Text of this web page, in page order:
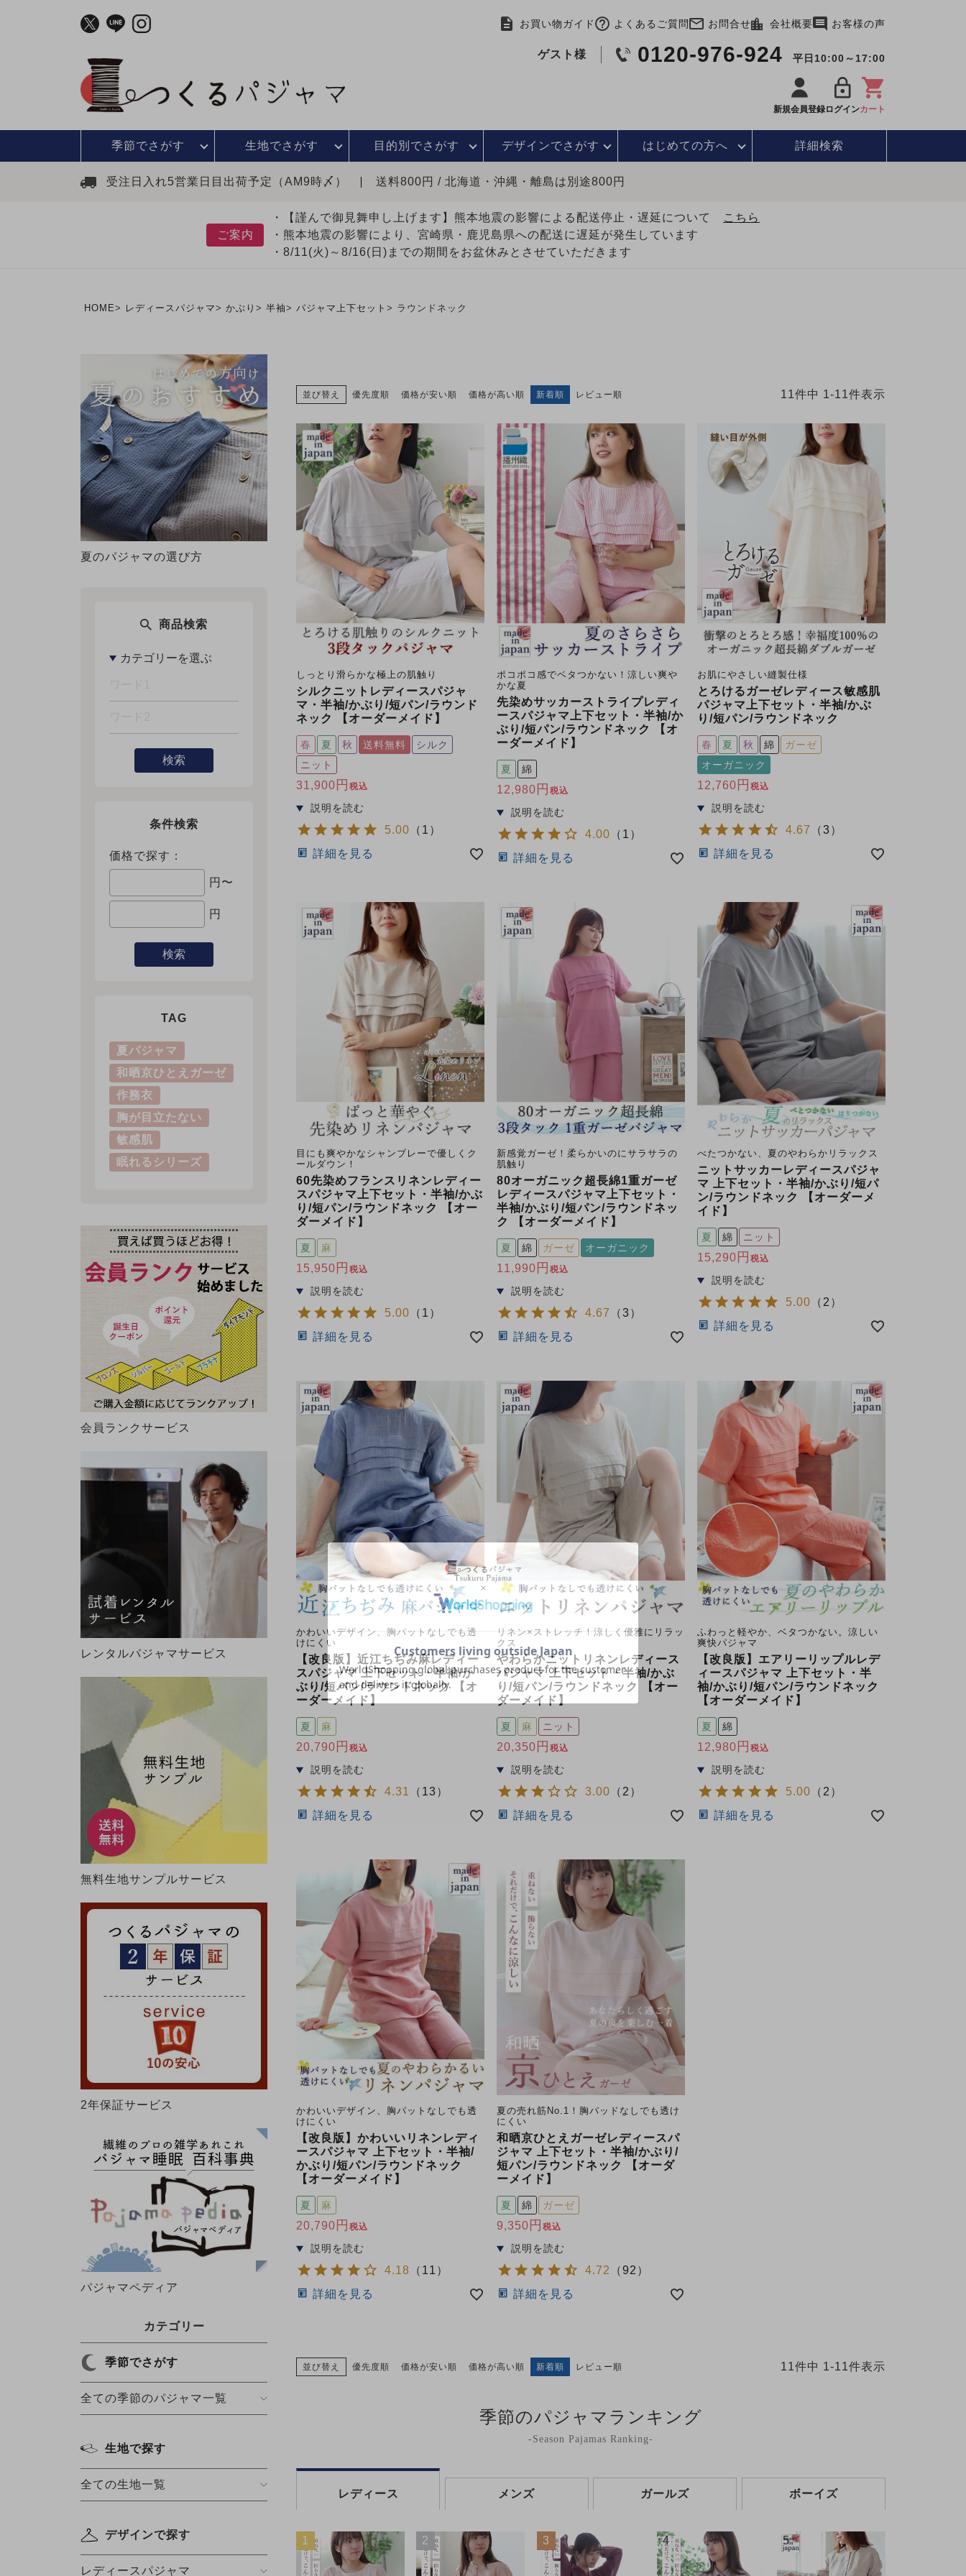
お買い物ガイド よくあるご質問 お問合せ 会社概要 お客様の声
ゲスト様 0120-976-924 平日10:00～17:00
新規会員登録ログインカート
季節でさがす 生地でさがす 目的別でさがす デザインでさがす はじめての方へ 詳細検索
受注日入れ5営業日目出荷予定（AM9時〆） 送料800円 / 北海道・沖縄・離島は別途800円
ご案内
・【謹んで御見舞申し上げます】熊本地震の影響による配送停止・遅延について
こちら
・熊本地震の影響により、宮崎県・鹿児島県への配送に遅延が発生しています
・8/11(火)～8/16(日)までの期間をお盆休みとさせていただきます
HOME レディースパジャマ かぶり 半袖 パジャマ上下セット ラウンドネック
夏のパジャマの選び方
商品検索
検索
条件検索
価格で探す：
円〜
円
検索
TAG
夏パジャマ
和晒京ひとえガーゼ
作務衣
胸が目立たない
敏感肌
眠れるシリーズ
会員ランクサービス
レンタルパジャマサービス
無料生地サンプルサービス
2年保証サービス
パジャマペディア
カテゴリー
季節でさがす
全ての季節のパジャマ一覧
生地で探す
全ての生地一覧
デザインで探す
レディースパジャマ
並び替え 優先度順 価格が安い順 価格が高い順 新着順 レビュー順 11件中 1-11件表示
しっとり滑らかな極上の肌触り
シルクニットレディースパジャ
マ・半袖/かぶり/短パン/ラウンド
ネック 【オーダーメイド】
春 夏 秋 送料無料
シルク
ニット
31,900 税込
5.00 （ 1 ）
詳細を見る
ポコポコ感でベタつかない！涼しい爽や
かな夏
先染めサッカーストライプレディ
ースパジャマ上下セット・半袖/か
ぶり/短パン/ラウンドネック 【オ
ーダーメイド】
夏 綿
12,980 税込
4.00 （ 1 ）
詳細を見る
お肌にやさしい縫製仕様
とろけるガーゼレディース敏感肌
パジャマ上下セット・半袖/かぶ
り/短パン/ラウンドネック
春 夏 秋 綿
ガーゼ
オーガニック
12,760 税込
4.67 （3）
詳細を見る
目にも爽やかなシャンブレーで優しくク
ールダウン！
60先染めフランスリネンレディー
スパジャマ上下セット・半袖/かぶ
り/短パン/ラウンドネック 【オー
ダーメイド】
夏 麻
15,950 税込
5.00 （ 1 ）
詳細を見る
新感覚ガーゼ！柔らかいのにサラサラの
肌触り
80オーガニック超長綿1重ガーゼ
レディースパジャマ上下セット・
半袖/かぶり/短パン/ラウンドネッ
ク 【オーダーメイド】
夏 綿 ガーゼ オーガニック
11,990 税込
4.67 （3）
詳細を見る
べたつかない、夏のやわらかリラックス
ニットサッカーレディースパジャ
マ 上下セット・半袖/かぶり/短パ
ン/ラウンドネック 【オーダーメ
イド】
夏 綿 ニット
15,290 税込
5.00 （ 2 ）
詳細を見る
かわいいデザイン、胸パットなしでも透
けにくい
【改良版】近江ちぢみ麻レディー
スパジャマ 上下セット・半袖/か
ぶり/短パン/ラウンドネック 【オ
ーダーメイド】
夏 麻
20,790 税込
4.31 （ 13）
詳細を見る
リネン×ストレッチ！涼しく優雅にリラッ
クス
やわらかニットリネンレディース
パジャマ 上下セット・半袖/かぶ
り/短パン/ラウンドネック 【オー
ダーメイド】
夏 麻 ニット
20,350 税込
3.00 （ 2 ）
詳細を見る
ふわっと軽やか、ベタつかない。涼しい
爽快パジャマ
【改良版】エアリーリップルレデ
ィースパジャマ 上下セット・半
袖/かぶり/短パン/ラウンドネック
【オーダーメイド】
夏 綿
12,980 税込
5.00 （ 2 ）
詳細を見る
かわいいデザイン、胸パットなしでも透
けにくい
【改良版】かわいいリネンレディ
ースパジャマ 上下セット・半袖/
かぶり/短パン/ラウンドネック
【オーダーメイド】
夏 麻
20,790 税込
4.18 （ 11 ）
詳細を見る
夏の売れ筋No.1！胸パッドなしでも透け
にくい
和晒京ひとえガーゼレディースパ
ジャマ 上下セット・半袖/かぶり/
短パン/ラウンドネック 【オーダ
ーメイド】
夏 綿 ガーゼ
9,350 税込
4.72 （92 ）
詳細を見る
並び替え 優先度順 価格が安い順 価格が高い順 新着順 レビュー順 11件中 1-11件表示
季節のパジャマランキング
-Season Pajamas Ranking-
レディース メンズ ガールズ ボーイズ
1 2 3 4 5